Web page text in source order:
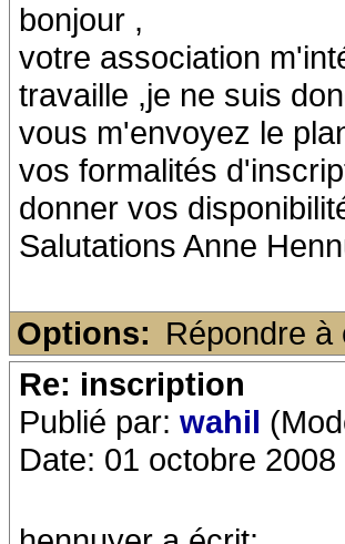
bonjour ,
votre association
travaille ,je ne suis
vous m'envoyez le
vos formalités
donner vos
Salutations Anne
Options: Répondre à
Re: inscription
Publié par: wahil
Date: 01 octobre 2008